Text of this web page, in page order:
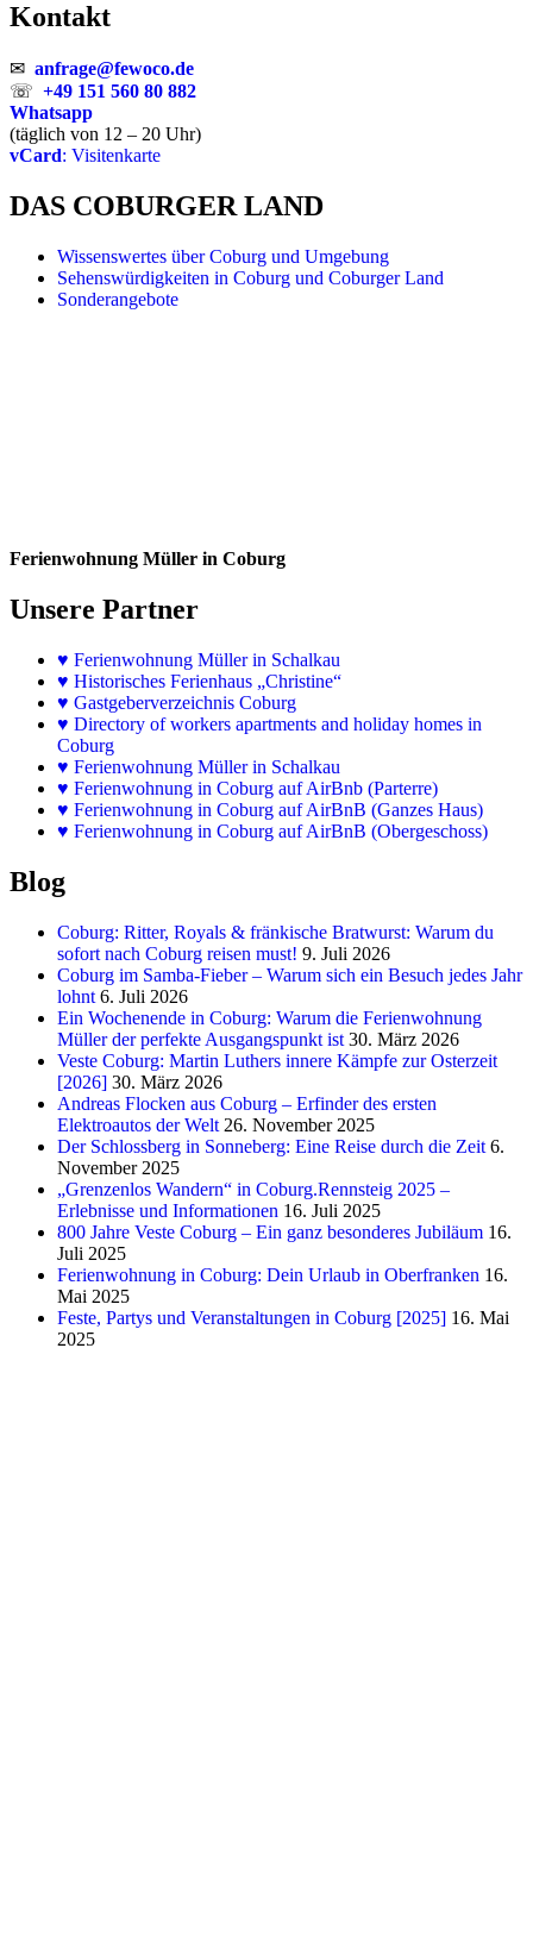
Kontakt
✉ anfrage@fewoco.de
☏ +49 151 560 80 882
Whatsapp
(täglich von 12 – 20 Uhr)
vCard: Visitenkarte
DAS COBURGER LAND
Wissenswertes über Coburg und Umgebung
Sehenswürdigkeiten in Coburg und Coburger Land
Sonderangebote
Ferienwohnung Müller in Coburg
Unsere Partner
♥ Ferienwohnung Müller in Schalkau
♥ Historisches Ferienhaus „Christine“
♥ Gastgeberverzeichnis Coburg
♥ Directory of workers apartments and holiday homes in
Coburg
♥ Ferienwohnung Müller in Schalkau
♥ Ferienwohnung in Coburg auf AirBnb (Parterre)
♥ Ferienwohnung in Coburg auf AirBnB (Ganzes Haus)
♥ Ferienwohnung in Coburg auf AirBnB (Obergeschoss)
Blog
Coburg: Ritter, Royals & fränkische Bratwurst: Warum du
sofort nach Coburg reisen must! 9. Juli 2026
Coburg im Samba-Fieber – Warum sich ein Besuch jedes Jahr
lohnt 6. Juli 2026
Ein Wochenende in Coburg: Warum die Ferienwohnung
Müller der perfekte Ausgangspunkt ist 30. März 2026
Veste Coburg: Martin Luthers innere Kämpfe zur Osterzeit
[2026] 30. März 2026
Andreas Flocken aus Coburg – Erfinder des ersten
Elektroautos der Welt 26. November 2025
Der Schlossberg in Sonneberg: Eine Reise durch die Zeit 6.
November 2025
„Grenzenlos Wandern“ in Coburg.Rennsteig 2025 –
Erlebnisse und Informationen 16. Juli 2025
800 Jahre Veste Coburg – Ein ganz besonderes Jubiläum 16.
Juli 2025
Ferienwohnung in Coburg: Dein Urlaub in Oberfranken 16.
Mai 2025
Feste, Partys und Veranstaltungen in Coburg [2025] 16. Mai
2025